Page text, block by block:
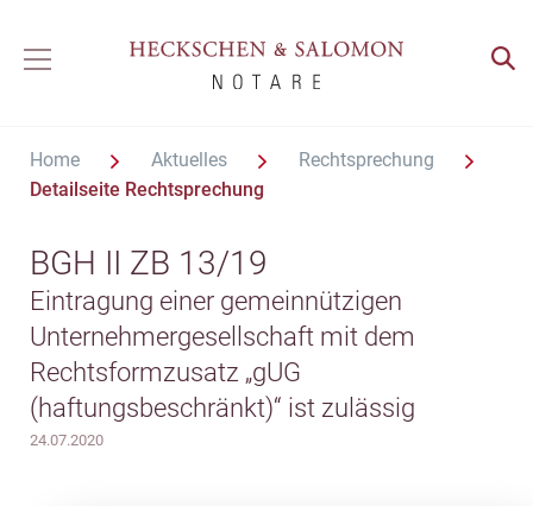
Home Aktuelles
Rechtsprechung
Detailseite Rechtsprechung
BGH II ZB 13/19
Eintragung einer gemeinnützigen
Unternehmergesellschaft mit dem
Rechtsformzusatz „gUG
(haftungsbeschränkt)“ ist zulässig
24.07.2020